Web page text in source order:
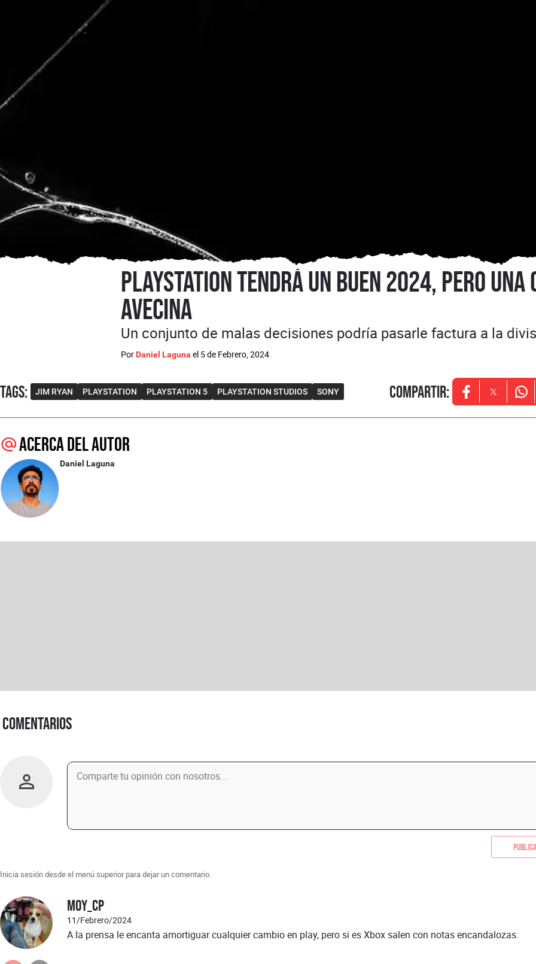
PlayStation tendrá un buen 2024, pero una
avecina
Por Daniel Laguna el 5 de Febrero, 2024
Un conjunto de malas decisiones podría pasarle factura a la
Tags: JIM RYAN PLAYSTATION PLAYSTATION 5 PLAYSTATION STUDIOS SONY Compartir: Opens in new
Opens in
Acerca del autor
Daniel Laguna
Comentarios
Inicia sesión desde el menú superior para dejar un comentario.
Moy_cp
11/Febrero/2024
A la prensa le encanta amortiguar cualquier cambio en play, pero si es Xbox salen con notas encandalozas.